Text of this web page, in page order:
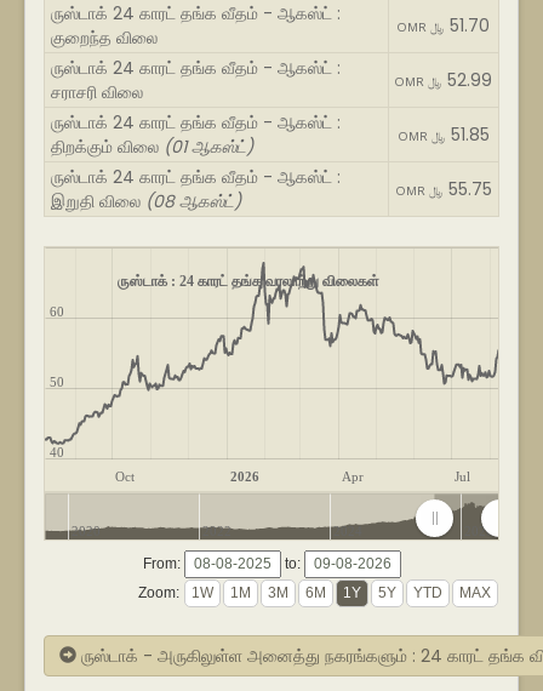
ருஸ்டாக் 24 காரட் தங்க வீதம் - ஆகஸ்ட் :
குறைந்த விலை
OMR ﷼ 51.70
ருஸ்டாக் 24 காரட் தங்க வீதம் - ஆகஸ்ட் :
சராசரி விலை
OMR ﷼ 52.99
ருஸ்டாக் 24 காரட் தங்க வீதம் - ஆகஸ்ட் :
திறக்கும் விலை (01 ஆகஸ்ட்) OMR ﷼ 51.85
ருஸ்டாக் 24 காரட் தங்க வீதம் - ஆகஸ்ட் :
இறுதி விலை (08 ஆகஸ்ட்) OMR ﷼ 55.75
ருஸ்டாக் : 24 காரட் தங்க வரலாற்று விலைகள்
Oct 2026 Apr Jul
40
50
60
2020 2022 2024 2026
From:
to:
Zoom:
ருஸ்டாக் - அருகிலுள்ள அனைத்து நகரங்களும் : 24 காரட் தங்க